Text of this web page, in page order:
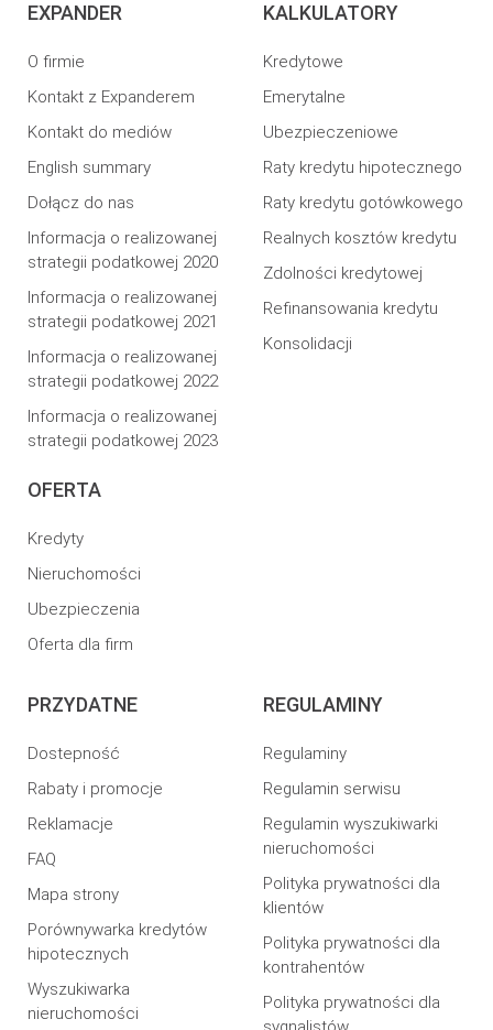
EXPANDER
O firmie
Kontakt z Expanderem
Kontakt do mediów
English summary
Dołącz do nas
Informacja o realizowanej
strategii podatkowej 2020
Informacja o realizowanej
strategii podatkowej 2021
Informacja o realizowanej
strategii podatkowej 2022
Informacja o realizowanej
strategii podatkowej 2023
OFERTA
Kredyty
Nieruchomości
Ubezpieczenia
Oferta dla firm
KALKULATORY
Kredytowe
Emerytalne
Ubezpieczeniowe
Raty kredytu hipotecznego
Raty kredytu gotówkowego
Realnych kosztów kredytu
Zdolności kredytowej
Refinansowania kredytu
Konsolidacji
PRZYDATNE
Dostepność
Rabaty i promocje
Reklamacje
FAQ
Mapa strony
Porównywarka kredytów
hipotecznych
Wyszukiwarka
nieruchomości
REGULAMINY
Regulaminy
Regulamin serwisu
Regulamin wyszukiwarki
nieruchomości
Polityka prywatności dla
klientów
Polityka prywatności dla
kontrahentów
Polityka prywatności dla